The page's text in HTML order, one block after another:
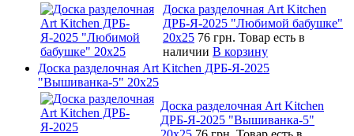
Доска разделочная Art Kitchen
ДРБ-Я-2025 "Любимой бабушке"
20х25 76 грн. Товар есть в
наличии В корзину
Доска разделочная Art Kitchen ДРБ-Я-2025
"Вышиванка-5" 20х25
Доска разделочная Art Kitchen
ДРБ-Я-2025 "Вышиванка-5"